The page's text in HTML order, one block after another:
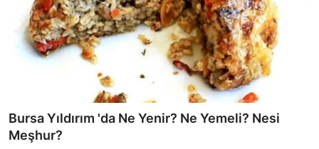
Bursa Yıldırım 'da Ne Yenir? Ne Yemeli? Nesi
Meşhur?